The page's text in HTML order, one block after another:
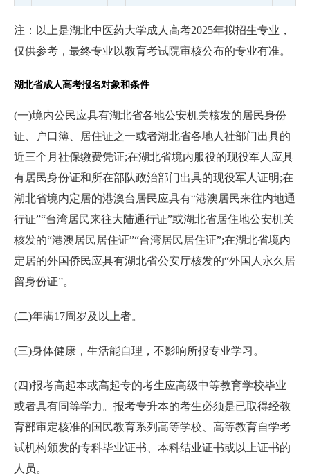
注：以上是湖北中医药大学成人高考2025年拟招生专业，
仅供参考，最终专业以教育考试院审核公布的专业有准。
湖北省成人高考报名对象和条件
(一)境内公民应具有湖北省各地公安机关核发的居民身份
证、户口簿、居住证之一或者湖北省各地人社部门出具的
近三个月社保缴费凭证;在湖北省境内服役的现役军人应具
有居民身份证和所在部队政治部门出具的现役军人证明;在
湖北省境内定居的港澳台居民应具有“港澳居民来往内地通
行证”“台湾居民来往大陆通行证”或湖北省居住地公安机关
核发的“港澳居民居住证”“台湾居民居住证”;在湖北省境内
定居的外国侨民应具有湖北省公安厅核发的“外国人永久居
留身份证”。
(二)年满17周岁及以上者。
(三)身体健康，生活能自理，不影响所报专业学习。
(四)报考高起本或高起专的考生应高级中等教育学校毕业
或者具有同等学力。报考专升本的考生必须是已取得经教
育部审定核准的国民教育系列高等学校、高等教育自学考
试机构颁发的专科毕业证书、本科结业证书或以上证书的
人员。